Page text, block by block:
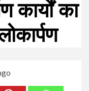
कार्यों का